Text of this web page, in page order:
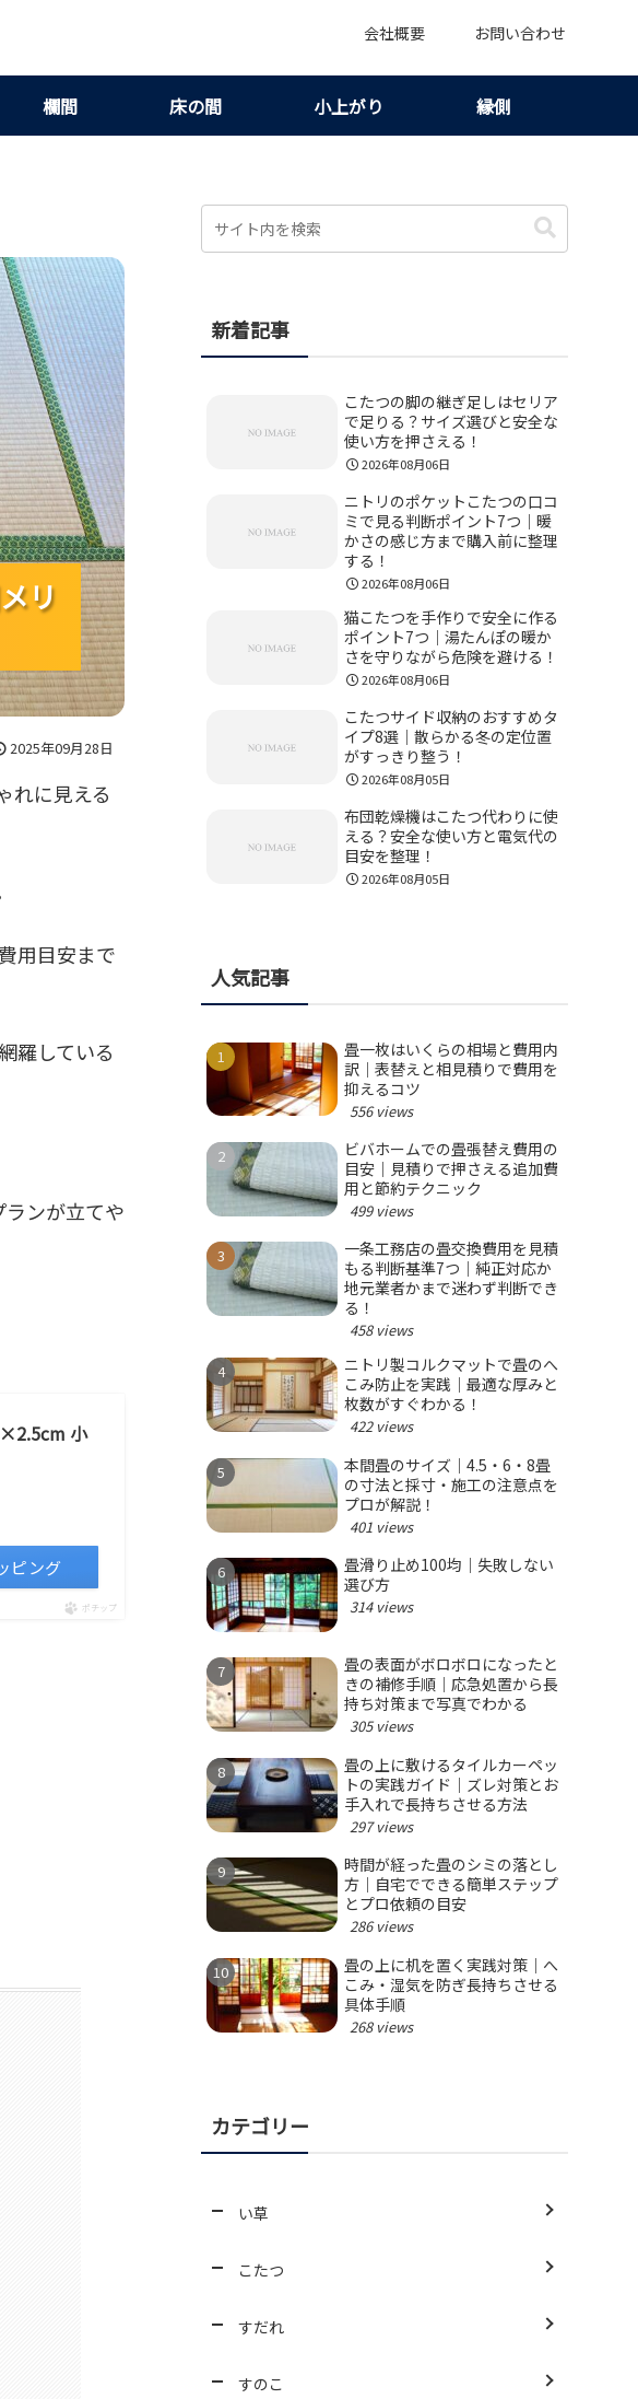
会社概要 お問い合わせ
欄間 床の間 小上がり 縁側
ツ
リ
リ
リ
2025年09月28日
れに見える
用目安まで
羅している
ンが立てや
小
ピング
ポチップ
新着記事
こたつの脚の継ぎ足しはセリア
で足りる？サイズ選びと安全な
使い方を押さえる！
2026年08月06日
ニトリのポケットこたつの口コ
ミで見る判断ポイント7つ｜暖
かさの感じ方まで購入前に整理
する！
2026年08月06日
猫こたつを手作りで安全に作る
ポイント7つ｜湯たんぽの暖か
さを守りながら危険を避ける！
2026年08月06日
こたつサイド収納のおすすめタ
イプ8選｜散らかる冬の定位置
がすっきり整う！
2026年08月05日
布団乾燥機はこたつ代わりに使
える？安全な使い方と電気代の
目安を整理！
2026年08月05日
人気記事
畳一枚はいくらの相場と費用内
訳｜表替えと相見積りで費用を
抑えるコツ
556 views
ビバホームでの畳張替え費用の
目安｜見積りで押さえる追加費
用と節約テクニック
499 views
一条工務店の畳交換費用を見積
もる判断基準7つ｜純正対応か
地元業者かまで迷わず判断でき
る！
458 views
ニトリ製コルクマットで畳のへ
こみ防止を実践｜最適な厚みと
枚数がすぐわかる！
422 views
本間畳のサイズ｜4.5・6・8畳
の寸法と採寸・施工の注意点を
プロが解説！
401 views
畳滑り止め100均｜失敗しない
選び方
314 views
畳の表面がボロボロになったと
きの補修手順｜応急処置から長
持ち対策まで写真でわかる
305 views
畳の上に敷けるタイルカーペッ
トの実践ガイド｜ズレ対策とお
手入れで長持ちさせる方法
297 views
時間が経った畳のシミの落とし
方｜自宅でできる簡単ステップ
とプロ依頼の目安
286 views
畳の上に机を置く実践対策｜へ
こみ・湿気を防ぎ長持ちさせる
具体手順
268 views
カテゴリー
い草
こたつ
すだれ
すのこ